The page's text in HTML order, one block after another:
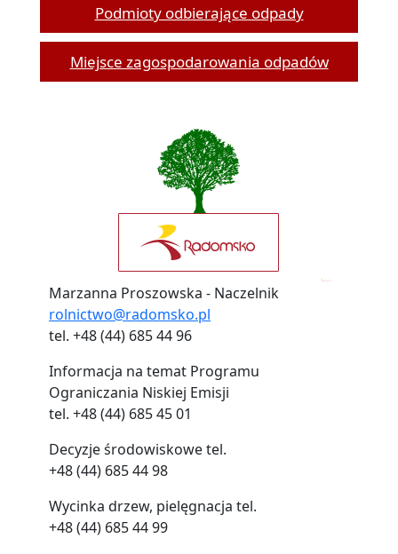
Podmioty odbierające odpady
Miejsce zagospodarowania odpadów
Marzanna Proszowska - Naczelnik
rolnictwo@radomsko.pl
tel. +48 (44) 685 44 96
Informacja na temat Programu
Ograniczania Niskiej Emisji
tel. +48 (44) 685 45 01
Decyzje środowiskowe tel.
+48 (44) 685 44 98
Wycinka drzew, pielęgnacja tel.
+48 (44) 685 44 99